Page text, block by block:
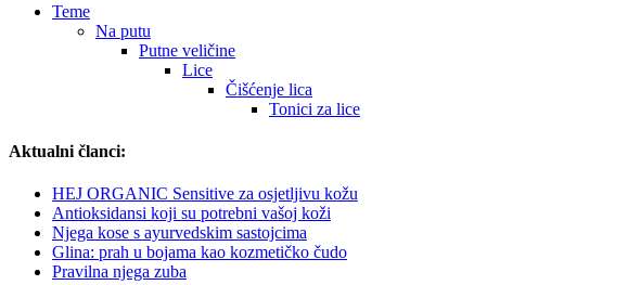
Teme
Na putu
Putne veličine
Lice
Čišćenje lica
Tonici za lice
Aktualni članci:
HEJ ORGANIC Sensitive za osjetljivu kožu
Antioksidansi koji su potrebni vašoj koži
Njega kose s ayurvedskim sastojcima
Glina: prah u bojama kao kozmetičko čudo
Pravilna njega zuba